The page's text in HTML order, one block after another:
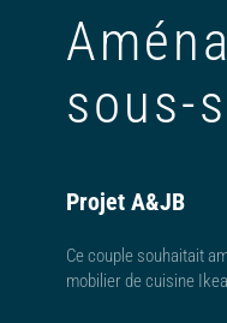
sous-
Projet A&JB
Ce couple souhaitait
mobilier de cuisine